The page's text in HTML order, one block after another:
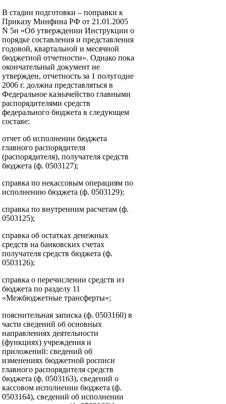
В стадии подготовки – поправки к
Приказу Минфина РФ от 21.01.2005
N 5н «Об утверждении Инструкции о
порядке составления и представления
годовой, квартальной и месячной
бюджетной отчетности». Однако пока
окончательный документ не
утвержден, отчетность за 1 полугодие
2006 г. должна представляться в
Федеральное казначейство главными
распорядителями средств
федерального бюджета в следующем
составе:
отчет об исполнении бюджета
главного распорядителя
(распорядителя), получателя средств
бюджета (ф. 0503127);
справка по некассовым операциям по
исполнению бюджета (ф. 0503129);
справка по внутренним расчетам (ф.
0503125);
справка об остатках денежных
средств на банковских счетах
получателя средств бюджета (ф.
0503126);
справка о перечислении средств из
бюджета по разделу 11
«Межбюджетные трансферты»;
пояснительная записка (ф. 0503160) в
части сведений об основных
направлениях деятельности
(функциях) учреждения и
приложений: сведений об
изменениях бюджетной росписи
главного распорядителя средств
бюджета (ф. 0503163), сведений о
кассовом исполнении бюджета (ф.
0503164), сведений об исполнении